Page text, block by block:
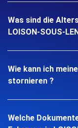
Was sind die
LOISON-SOUS-
Wie kann ich
stornieren ?
Welche